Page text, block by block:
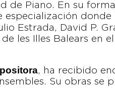
de Piano. En su
especialización
Estrada, David P.
les Illes Balears en
, ha recibido
Su obras se